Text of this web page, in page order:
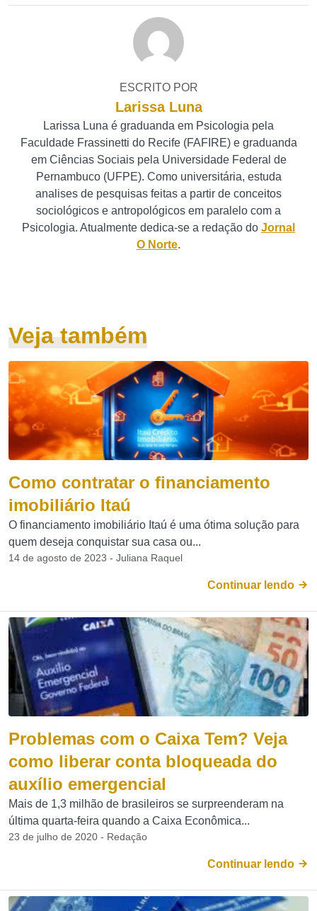
ESCRITO POR
Larissa Luna
Larissa Luna é graduanda em Psicologia pela
Faculdade Frassinetti do Recife (FAFIRE) e graduanda
em Ciências Sociais pela Universidade Federal de
Pernambuco (UFPE). Como universitária, estuda
analises de pesquisas feitas a partir de conceitos
sociológicos e antropológicos em paralelo com a
Psicologia. Atualmente dedica-se a redação do Jornal
O Norte.
Veja também
Como contratar o financiamento
imobiliário Itaú
O financiamento imobiliário Itaú é uma ótima solução para
quem deseja conquistar sua casa ou...
14 de agosto de 2023 - Juliana Raquel
Continuar lendo
Problemas com o Caixa Tem? Veja
como liberar conta bloqueada do
auxílio emergencial
Mais de 1,3 milhão de brasileiros se surpreenderam na
última quarta-feira quando a Caixa Econômica...
23 de julho de 2020 - Redação
Continuar lendo